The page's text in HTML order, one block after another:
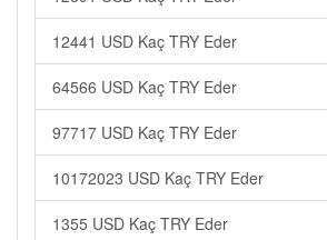
12441 USD Kaç TRY Eder
64566 USD Kaç TRY Eder
97717 USD Kaç TRY Eder
10172023 USD Kaç TRY Eder
1355 USD Kaç TRY Eder